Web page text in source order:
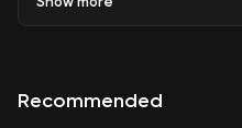
treffe, sieht zu alldem noch
Familienleben und
Recommended